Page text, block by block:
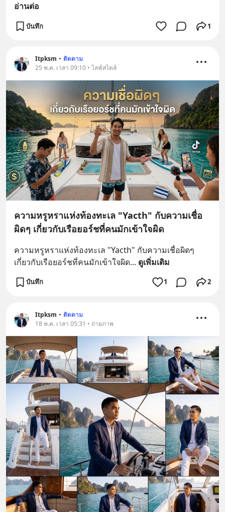
อ่านต่อ
บันทึก 1
Itpksm • ติดตาม
25 พ.ค. เวลา 09:10 • ไลฟ์สไตล์
ความหรูหราแห่งท้องทะเล "Yacth" กับความเชื่อ
ผิดๆ เกี่ยวกับเรือยอร์ชที่คนมักเข้าใจผิด
ความหรูหราแห่งท้องทะเล "Yacth" กับความเชื่อผิดๆ
เกี่ยวกับเรือยอร์ชที่คนมักเข้าใจผิด... ดูเพิ่มเติม
บันทึก 1 2
Itpksm • ติดตาม
18 พ.ค. เวลา 05:31 • ถ่ายภาพ